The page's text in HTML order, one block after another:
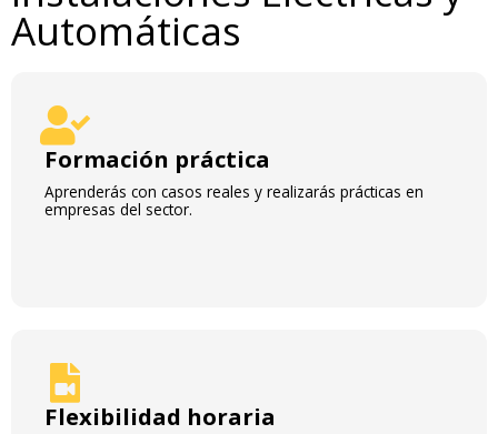
Automáticas
Formación práctica
Aprenderás con casos reales y realizarás prácticas en
empresas del sector.
Flexibilidad horaria